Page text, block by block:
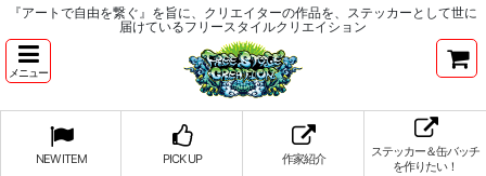
『アートで自由を繋ぐ』を旨に、クリエイターの作品を、ステッカーとして世に
届けているフリースタイルクリエイション
メニュー
NEW ITEM PICK UP 作家紹介
ステッカー＆缶バッチ
を作りたい！